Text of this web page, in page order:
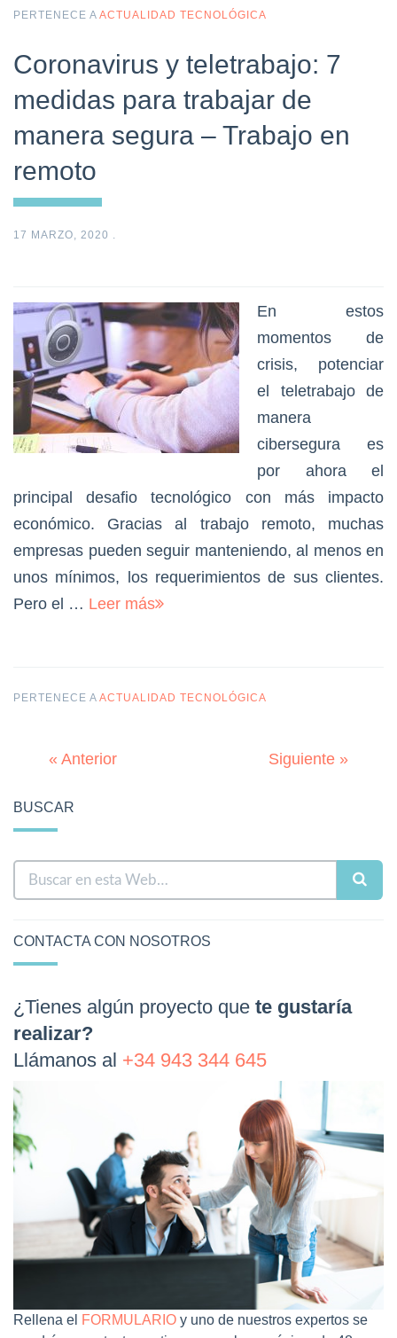
PERTENECE A ACTUALIDAD TECNOLÓGICA
Coronavirus y teletrabajo: 7
medidas para trabajar de
manera segura – Trabajo en
remoto
17 MARZO, 2020 .
En estos
momentos de
crisis, potenciar
el teletrabajo de
manera
cibersegura es
por ahora el
principal desafio tecnológico con más impacto
económico. Gracias al trabajo remoto, muchas
empresas pueden seguir manteniendo, al menos en
unos mínimos, los requerimientos de sus clientes.
Pero el … Leer más
PERTENECE A ACTUALIDAD TECNOLÓGICA
« Anterior Siguiente »
BUSCAR
CONTACTA CON NOSOTROS
¿Tienes algún proyecto que te gustaría
realizar?
Llámanos al +34 943 344 645
Rellena el FORMULARIO y uno de nuestros expertos se